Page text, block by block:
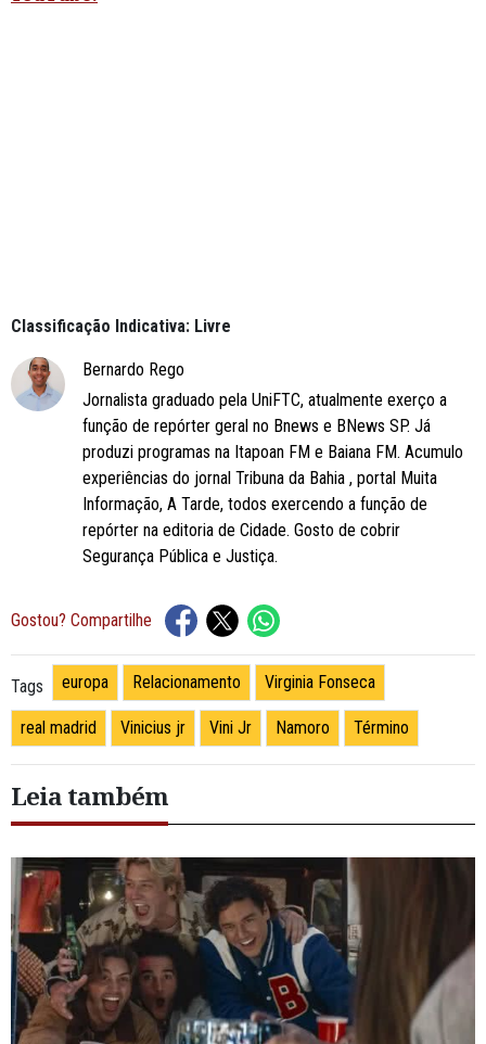
Classificação Indicativa: Livre
Bernardo Rego
Jornalista graduado pela UniFTC, atualmente exerço a
função de repórter geral no Bnews e BNews SP. Já
produzi programas na Itapoan FM e Baiana FM. Acumulo
experiências do jornal Tribuna da Bahia , portal Muita
Informação, A Tarde, todos exercendo a função de
repórter na editoria de Cidade. Gosto de cobrir
Segurança Pública e Justiça.
Gostou? Compartilhe
Tags europa Relacionamento Virginia Fonseca
real madrid Vinicius jr Vini Jr Namoro Término
Leia também